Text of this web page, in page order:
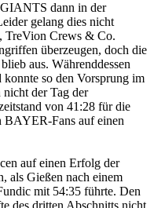
dann in der
gelang dies nicht
TreVion Crews & Co.
überzeugen, doch die
aus. Währenddessen
so den Vorsprung im
der Tag der
von 41:28 für die
BAYER-Fans auf einen
auf einen Erfolg der
als Gießen nach einem
mit 54:35 führte. Den